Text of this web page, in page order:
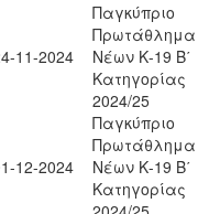
11-2024
Παγκύπριο
Πρωτάθλημα
Νέων Κ-19 Β΄
Κατηγορίας
2024/25
12-2024
Παγκύπριο
Πρωτάθλημα
Νέων Κ-19 Β΄
Κατηγορίας